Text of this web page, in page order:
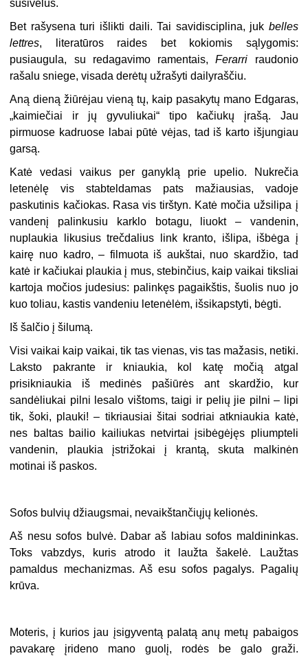
susivėlus.
Bet rašysena turi išlikti daili. Tai savidisciplina, juk belles
lettres, literatūros raides bet kokiomis sąlygomis:
pusiaugula, su redagavimo ramentais,Ferarri raudonio
rašalu sniege, visada derėtų užrašyti dailyraščiu.
Aną dieną žiūrėjau vieną tų, kaip pasakytų mano Edgaras,
„kaimiečiai ir jų gyvuliukai“ tipo kačiukų įrašą. Jau
pirmuose kadruose labai pūtė vėjas, tad iš karto išjungiau
garsą.
Katė vedasi vaikus per ganyklą prie upelio. Nukrečia
letenėlę vis stabteldamas pats mažiausias, vadoje
paskutinis kačiokas. Rasa vis tirštyn. Katė močia užsilipa į
vandenį palinkusiu karklo botagu, liuokt – vandenin,
nuplaukia likusius trečdalius link kranto, išlipa, išbėga į
kairę nuo kadro, – filmuota iš aukštai, nuo skardžio, tad
katė ir kačiukai plaukia į mus, stebinčius, kaip vaikai tiksliai
kartoja močios judesius: palinkęs pagaikštis, šuolis nuo jo
kuo toliau, kastis vandeniu letenėlėm, išsikapstyti, bėgti.
Iš šalčio į šilumą.
Visi vaikai kaip vaikai, tik tas vienas, vis tas mažasis, netiki.
Laksto pakrante ir kniaukia, kol katę močią atgal
prisikniaukia iš medinės pašiūrės ant skardžio, kur
sandėliukai pilni lesalo vištoms, taigi ir pelių jie pilni – lipi
tik, šoki, plauki! – tikriausiai šitai sodriai atkniaukia katė,
nes baltas bailio kailiukas netvirtai įsibėgėjęs pliumpteli
vandenin, plaukia įstrižokai į krantą, skuta malkinėn
motinai iš paskos.
Sofos bulvių džiaugsmai, nevaikštančiųjų kelionės.
Aš nesu sofos bulvė. Dabar aš labiau sofos maldininkas.
Toks vabzdys, kuris atrodo it laužta šakelė. Laužtas
pamaldus mechanizmas. Aš esu sofos pagalys. Pagalių
krūva.
Moteris, į kurios jau įsigyventą palatą anų metų pabaigos
pavakarę įrideno mano guolį, rodės be galo graži.